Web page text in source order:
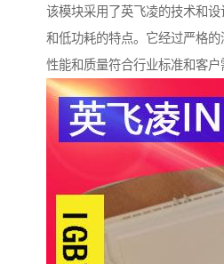
该模块采用了英飞凌的技术和
和低功耗的特点。它经过严格
性能和质量符合行业标准和客户